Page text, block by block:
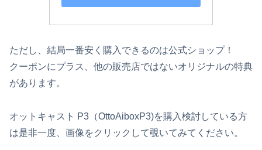
ただし、結局一番安く購入できるのは公式ショップ！
クーポンにプラス、他の販売店ではないオリジナルの特典
があります。
オットキャスト P3（OttoAiboxP3)を購入検討している方
は是非一度、画像をクリックして覗いてみてください。